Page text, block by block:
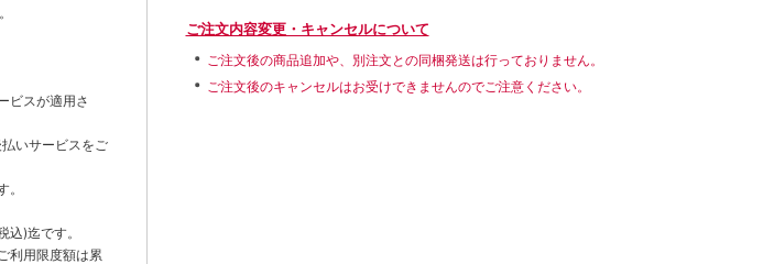
ビスが適用さ
いサービスをご
)迄です。
利用限度額は累
ご注文内容変更・キャンセルについて
ご注文後の商品追加や、別注文との同梱発送は行っておりません。
ご注文後のキャンセルはお受けできませんのでご注意ください。